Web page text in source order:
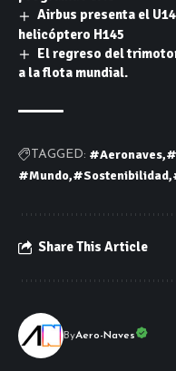
Airbus presenta el
helicóptero H145
El regreso del
a la flota mundial.
TAGGED: #Aeronaves
#Mundo #Sostenibilidad
Share This Article
ByAero-Naves